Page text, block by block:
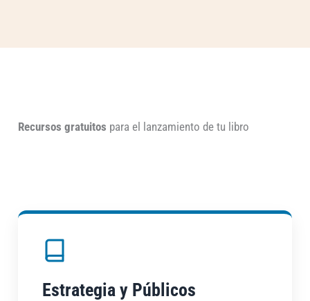
Recursos gratuitos para el lanzamiento de tu libro
Estrategia y Públicos